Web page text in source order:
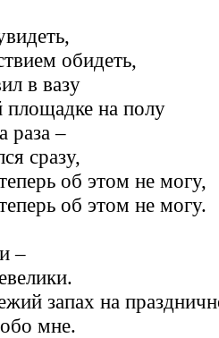
обидеть,
в вазу
площадке на полу
раза –
сразу,
об этом не могу,
об этом не могу.
–
запах на
мне.